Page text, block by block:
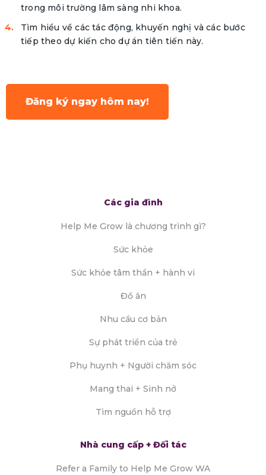
trong môi trường lâm sàng nhi khoa.
Tìm hiểu về các tác động, khuyến nghị và các bước
tiếp theo dự kiến cho dự án tiên tiến này.
Đăng ký ngay hôm nay!
Các gia đình
Help Me Grow là chương trình gì?
Sức khỏe
Sức khỏe tâm thần + hành vi
Đồ ăn
Nhu cầu cơ bản
Sự phát triển của trẻ
Phụ huynh + Người chăm sóc
Mang thai + Sinh nở
Tìm nguồn hỗ trợ
Nhà cung cấp + Đối tác
Refer a Family to Help Me Grow WA